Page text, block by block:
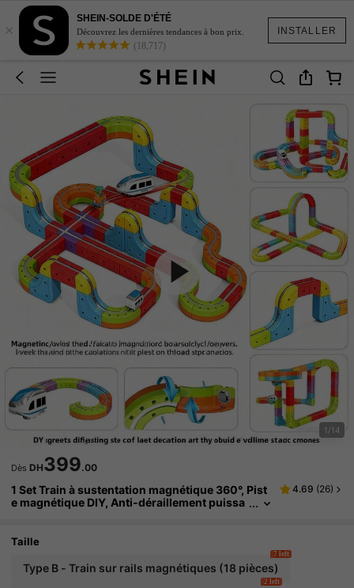
INSTALLER
×
SHEIN-SOLDE D'ÉTÉ
Découvrez les dernières tendances à bon prix.
(18,717)
1/14
Dès DH399.00
1 Set Train à sustentation magnétique 360°, Pist
e magnétique DIY, Anti-déraillement puissa
4.69 (26)
Taille
Type B - Train sur rails magnétiques (18 pièces)
7 left
2 left